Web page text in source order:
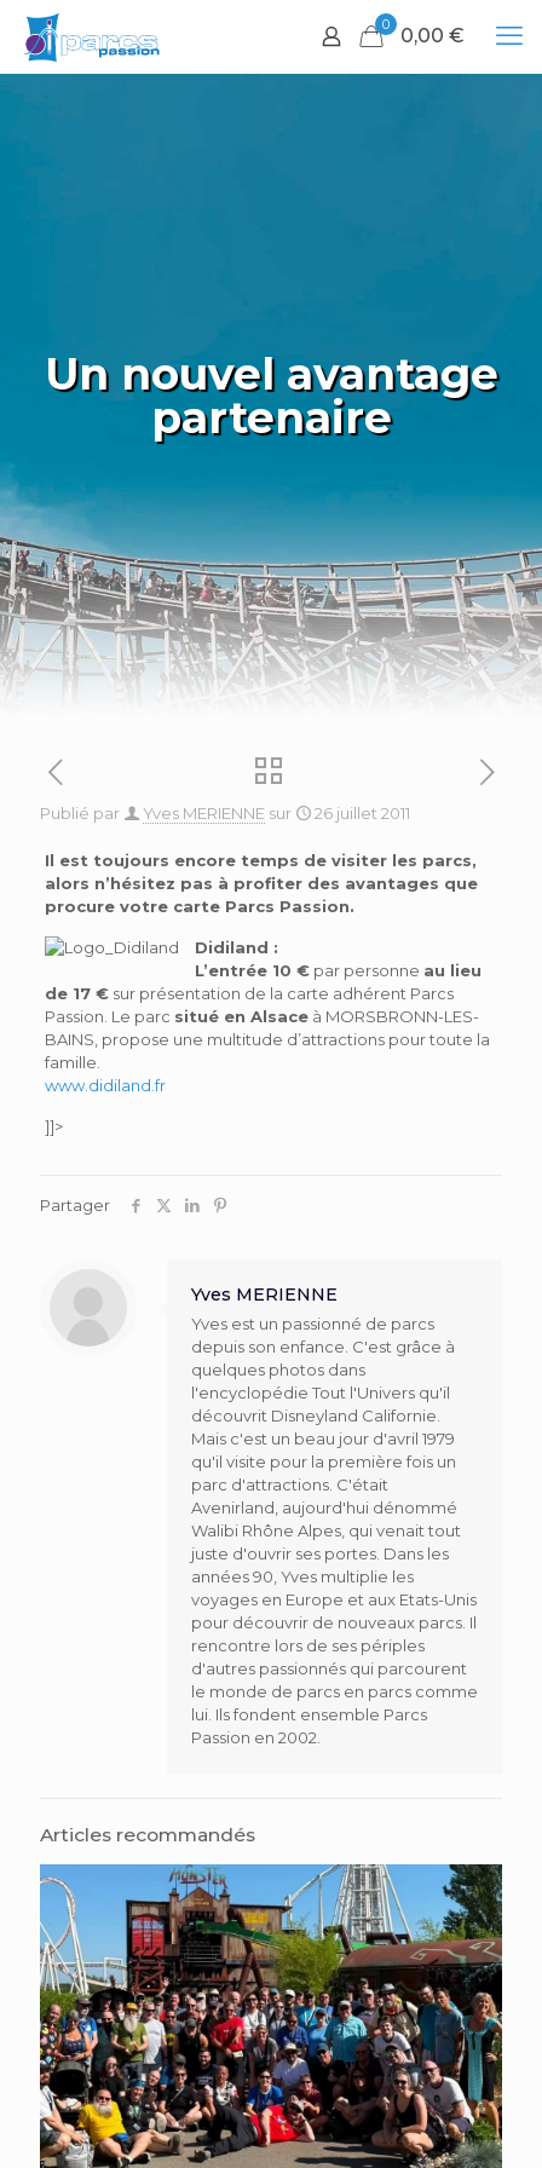
0 0,00 €
Un nouvel avantage
partenaire
Publié par Yves MERIENNE sur 26 juillet 2011
Il est toujours encore temps de visiter les parcs,
alors n’hésitez pas à profiter des avantages que
procure votre carte Parcs Passion.
Didiland :
L’entrée 10 €par personne au lieu
de 17 €sur présentation de la carte adhérent Parcs
Passion. Le parc situé en Alsaceà MORSBRONN-LES-
BAINS, propose une multitude d’attractions pour toute la
famille.
www.didiland.fr
]]>
Partager
Yves MERIENNE
Yves est un passionné de parcs
depuis son enfance. C'est grâce à
quelques photos dans
l'encyclopédie Tout l'Univers qu'il
découvrit Disneyland Californie.
Mais c'est un beau jour d'avril 1979
qu'il visite pour la première fois un
parc d'attractions. C'était
Avenirland, aujourd'hui dénommé
Walibi Rhône Alpes, qui venait tout
juste d'ouvrir ses portes. Dans les
années 90, Yves multiplie les
voyages en Europe et aux Etats-Unis
pour découvrir de nouveaux parcs. Il
rencontre lors de ses périples
d'autres passionnés qui parcourent
le monde de parcs en parcs comme
lui. Ils fondent ensemble Parcs
Passion en 2002.
Articles recommandés